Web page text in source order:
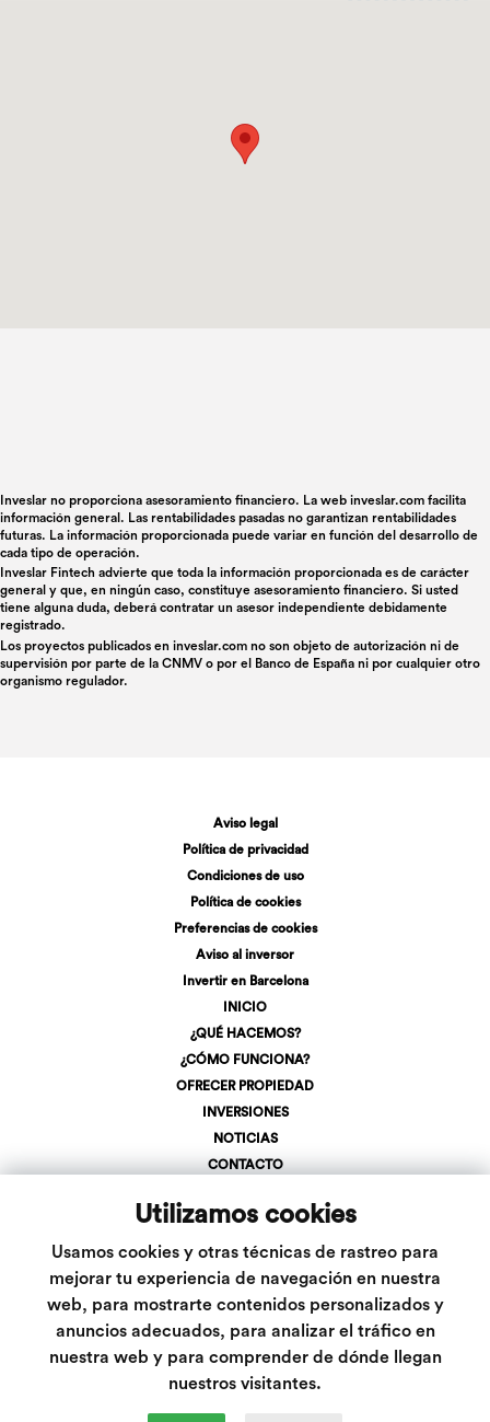
Utilizamos cookies
Usamos cookies y otras técnicas de rastreo para
mejorar tu experiencia de navegación en nuestra
web, para mostrarte contenidos personalizados y
anuncios adecuados, para analizar el tráfico en
nuestra web y para comprender de dónde llegan
nuestros visitantes.
Inveslar no proporciona asesoramiento financiero. La web inveslar.com facilita
información general. Las rentabilidades pasadas no garantizan rentabilidades
futuras. La información proporcionada puede variar en función del desarrollo de
cada tipo de operación.
Inveslar Fintech advierte que toda la información proporcionada es de carácter
general y que, en ningún caso, constituye asesoramiento financiero. Si usted
tiene alguna duda, deberá contratar un asesor independiente debidamente
registrado.
Los proyectos publicados en inveslar.com no son objeto de autorización ni de
supervisión por parte de la CNMV o por el Banco de España ni por cualquier otro
organismo regulador.
Aviso legal
Política de privacidad
Condiciones de uso
Política de cookies
Preferencias de cookies
Aviso al inversor
Invertir en Barcelona
INICIO
¿QUÉ HACEMOS?
¿CÓMO FUNCIONA?
OFRECER PROPIEDAD
INVERSIONES
NOTICIAS
CONTACTO
LOGIN
+34 623 107 275
info@inveslar.com
Follow us